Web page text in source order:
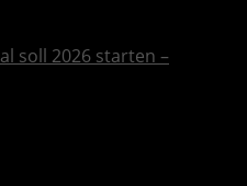
soll 2026 starten –